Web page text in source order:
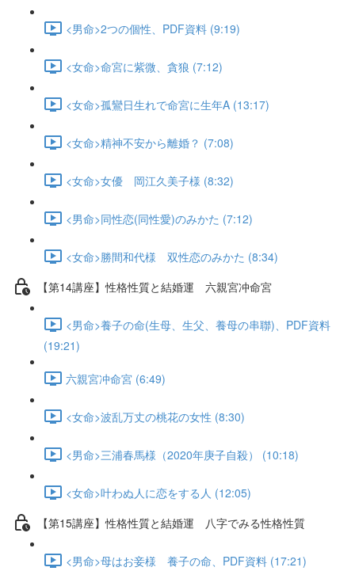
<男命>2つの個性、PDF資料 (9:19)
<女命>命宮に紫微、貪狼 (7:12)
<女命>孤鸞日生れで命宮に生年A (13:17)
<女命>精神不安から離婚？ (7:08)
<女命>女優 岡江久美子様 (8:32)
<男命>同性恋(同性愛)のみかた (7:12)
<女命>勝間和代様 双性恋のみかた (8:34)
【第14講座】性格性質と結婚運 六親宮冲命宮
<男命>養子の命(生母、生父、養母の串聯)、PDF資料
(19:21)
六親宮冲命宮 (6:49)
<女命>波乱万丈の桃花の女性 (8:30)
<男命>三浦春馬様（2020年庚子自殺） (10:18)
<女命>叶わぬ人に恋をする人 (12:05)
【第15講座】性格性質と結婚運 八字でみる性格性質
<男命>母はお妾様 養子の命、PDF資料 (17:21)